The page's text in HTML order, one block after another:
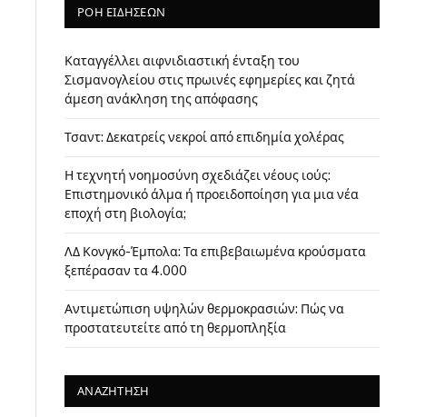
ΡΟΗ ΕΙΔΗΣΕΩΝ
Καταγγέλλει αιφνιδιαστική ένταξη του
Σισμανογλείου στις πρωινές εφημερίες και ζητά
άμεση ανάκληση της απόφασης
Τσαντ: Δεκατρείς νεκροί από επιδημία χολέρας
Η τεχνητή νοημοσύνη σχεδιάζει νέους ιούς:
Επιστημονικό άλμα ή προειδοποίηση για μια νέα
εποχή στη βιολογία;
ΛΔ Κονγκό-Έμπολα: Τα επιβεβαιωμένα κρούσματα
ξεπέρασαν τα 4.000
Αντιμετώπιση υψηλών θερμοκρασιών: Πώς να
προστατευτείτε από τη θερμοπληξία
ΑΝΑΖΗΤΗΣΗ